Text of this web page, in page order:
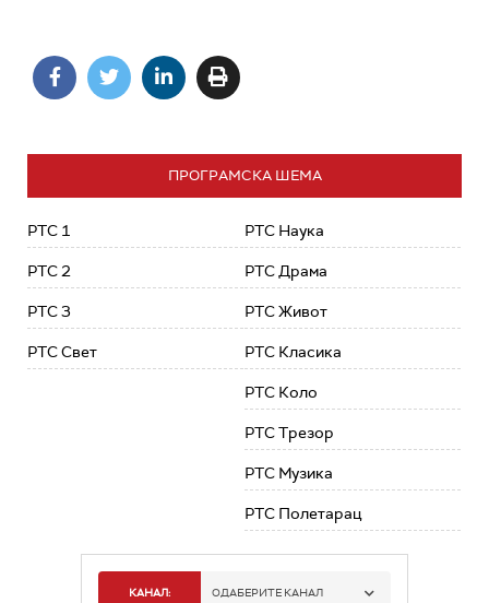
ПРОГРАМСКА ШЕМА
РТС 1
РТС 2
РТС 3
РТС Свет
РТС Наука
РТС Драма
РТС Живот
РТС Класика
РТС Коло
РТС Трезор
РТС Музика
РТС Полетарац
КАНАЛ: ОДАБЕРИТЕ КАНАЛ